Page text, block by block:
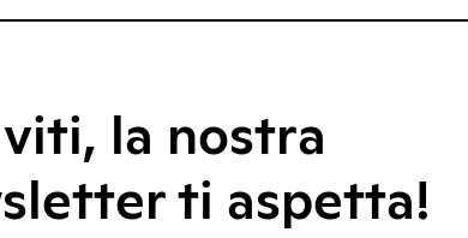
la nostra
ti aspetta!